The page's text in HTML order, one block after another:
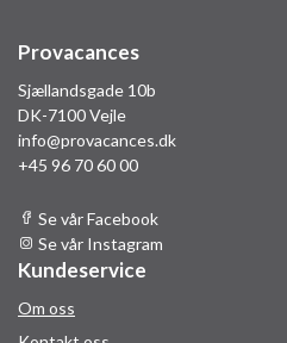
Provacances
Sjællandsgade 10b
DK-7100 Vejle
info@provacances.dk
+45 96 70 60 00
Se vår Facebook
Se vår Instagram
Kundeservice
Om oss